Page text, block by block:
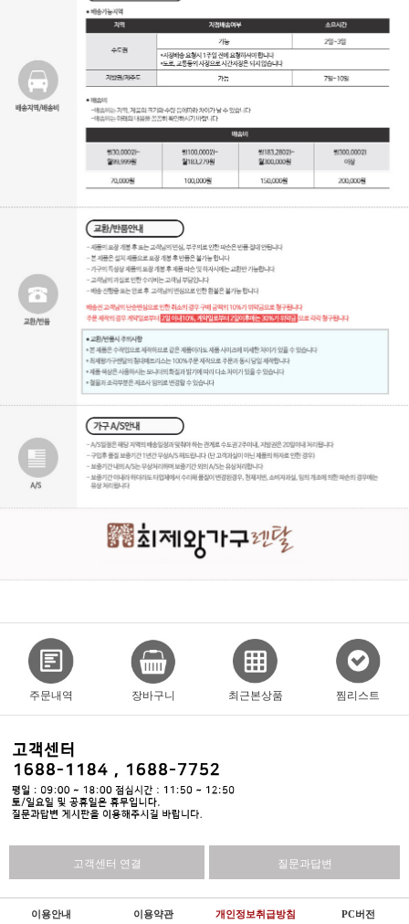
주문내역 장바구니 최근본상품 찜리스트
고객센터 연결 질문과답변
이용안내 이용약관 개인정보취급방침 PC버전